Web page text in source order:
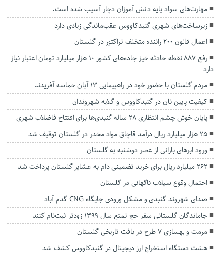
مهارت‌های سواد پایه دانش آموزان دچار آسیب شده است.
زیرساخت‌های شهری گنبدکاووس عقب‌ماندگی زیادی دارد
اعمال قانون ۲۰۰ راننده متخلف تراکتور در گلستان
رفع ۸۸۷ نقطه حادثه خیز جاده‌های کشور ۱۰ هزار میلیارد تومان اعتبار نیاز
دارد
مردم گلستان با حضور خود در راهپیمایی ۱۳ آبان حماسه آفریدند
کیفیت پایین نان در گنبدکاووس و گلایه شهروندان
پایان خوش چشم انتظاری ۲۸ ساله گنبدی‌ها برای افتتاح فاضلاب شهری
۲۵ هزار میلیارد ریال درآمد قاچاق مواد مخدر در گلستان توقیف شد
ورود ابر‌های بارانی از عصر دوشنبه به گلستان
۲۶۲ میلیارد ریال برای خرید تضمینی دام به عشایر گلستان پرداخت شد
احتمال وقوع سیلاب ناگهانی در گلستان
صدای شهروند گنبدی و مشکل ورودی جایگاه CNG گدم آباد
جاماندگان گلستانی سفر حج تمتع سال ۱۳۹۹ زودتر ثبت‌نام کنند
مرمت و بهسازی ۷ طرح در بافت تاریخی گلستان
هشت دستگاه استخراج ارز دیجیتال در گنبدکاووس کشف شد